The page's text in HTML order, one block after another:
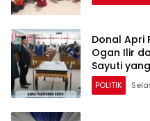
Donal Apri
Ogan Ilir
Sayuti
POLITIK